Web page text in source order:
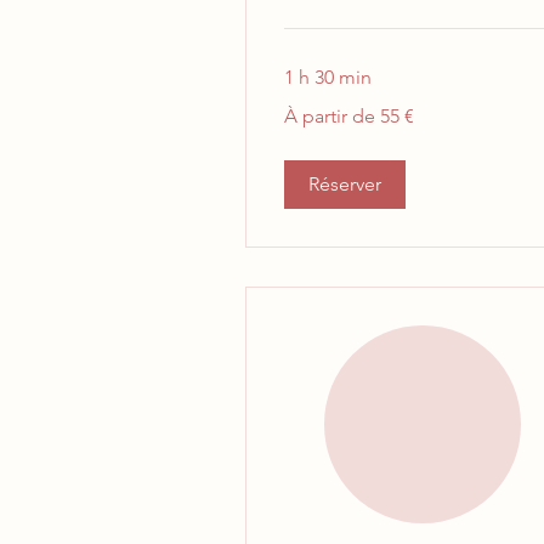
1 h 30 min
À
partir
euros
À partir de 55 €
Réserver